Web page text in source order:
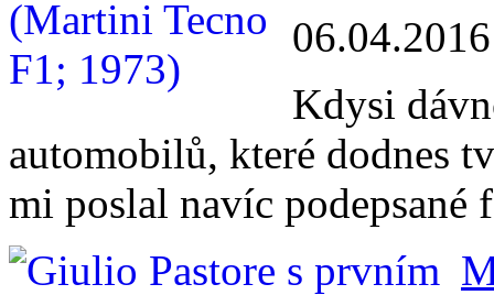
06.04.2016
Kdysi
automobilů, které dodnes
mi poslal navíc podepsané